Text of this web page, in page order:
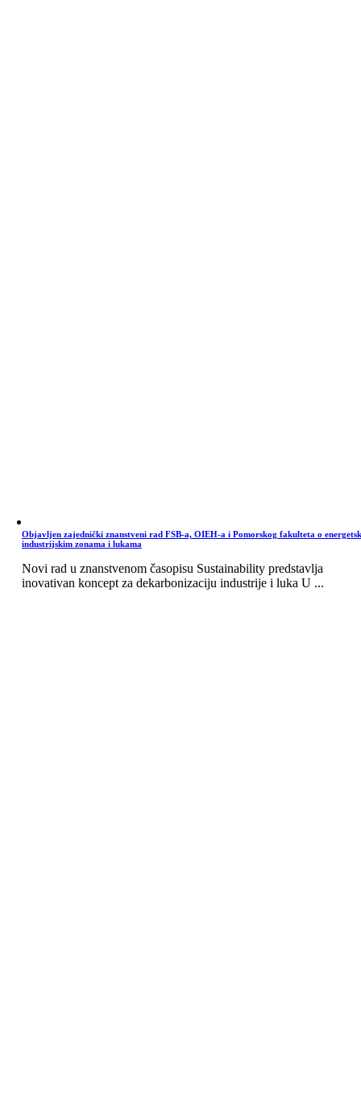
Objavljen zajednički znanstveni rad FSB-a, OIEH-a i Pomorskog fakulteta o
industrijskim zonama i lukama
Novi rad u znanstvenom časopisu Sustainability predstavlja
inovativan koncept za dekarbonizaciju industrije i luka U ...